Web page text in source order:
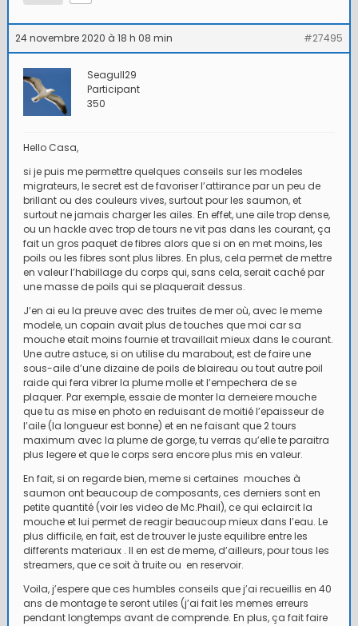
24 novembre 2020 à 18 h 08 min #27495
Seagull29
Participant
350
Hello Casa,
si je puis me permettre quelques conseils sur les modeles
migrateurs, le secret est de favoriser l’attirance par un peu de
brillant ou des couleurs vives, surtout pour les saumon, et
surtout ne jamais charger les ailes. En effet, une aile trop dense,
ou un hackle avec trop de tours ne vit pas dans les courant, ça
fait un gros paquet de fibres alors que si on en met moins, les
poils ou les fibres sont plus libres. En plus, cela permet de mettre
en valeur l’habillage du corps qui, sans cela, serait caché par
une masse de poils qui se plaquerait dessus.
J’en ai eu la preuve avec des truites de mer où, avec le meme
modele, un copain avait plus de touches que moi car sa
mouche etait moins fournie et travaillait mieux dans le courant.
Une autre astuce, si on utilise du marabout, est de faire une
sous-aile d’une dizaine de poils de blaireau ou tout autre poil
raide qui fera vibrer la plume molle et l’empechera de se
plaquer. Par exemple, essaie de monter la derneiere mouche
que tu as mise en photo en reduisant de moitié l’epaisseur de
l’aile (la longueur est bonne) et en ne faisant que 2 tours
maximum avec la plume de gorge, tu verras qu’elle te paraitra
plus legere et que le corps sera encore plus mis en valeur.
En fait, si on regarde bien, meme si certaines mouches à
saumon ont beaucoup de composants, ces derniers sont en
petite quantité (voir les video de Mc.Phail), ce qui eclaircit la
mouche et lui permet de reagir beaucoup mieux dans l’eau. Le
plus difficile, en fait, est de trouver le juste equilibre entre les
differents materiaux . Il en est de meme, d’ailleurs, pour tous les
streamers, que ce soit à truite ou en reservoir.
Voila, j’espere que ces humbles conseils que j’ai recueillis en 40
ans de montage te seront utiles (j’ai fait les memes erreurs
pendant longtemps avant de comprende. En plus, ça fait faire